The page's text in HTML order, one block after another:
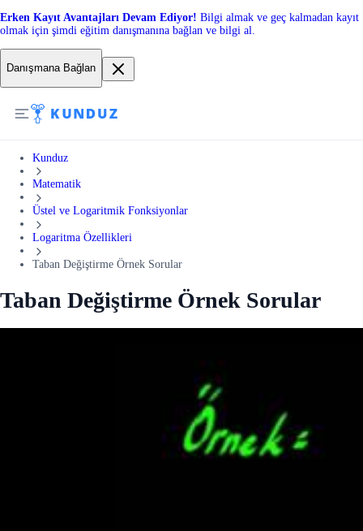
Erken Kayıt Avantajları Devam Ediyor! Bilgi almak ve geç kalmadan kayıt
olmak için şimdi eğitim danışmanına bağlan ve bilgi al.
Danışmana Bağlan
Kunduz
Matematik
Üstel ve Logaritmik Fonksiyonlar
Logaritma Özellikleri
Taban Değiştirme Örnek Sorular
Taban Değiştirme Örnek Sorular